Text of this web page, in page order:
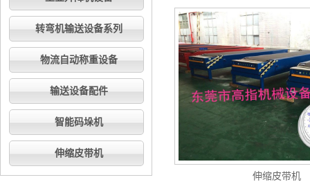
伸缩皮带机
转弯机输送设备系列
物流自动称重设备
输送设备配件
智能码垛机
伸缩皮带机